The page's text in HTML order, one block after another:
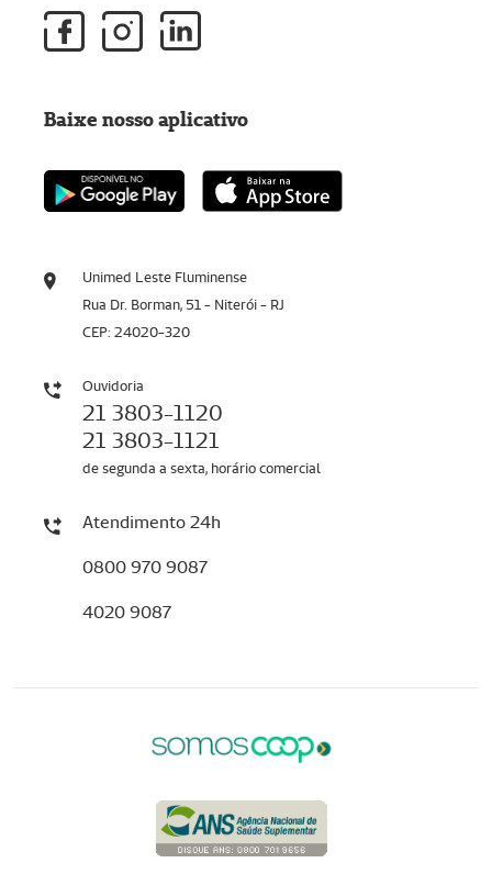
Unimed Leste Fluminense
Rua Dr. Borman, 51 - Niterói - RJ
CEP: 24020-320
Ouvidoria
21 3803-1120
21 3803-1121
de segunda a sexta, horário comercial
Atendimento 24h
0800 970 9087
4020 9087
Baixe nosso aplicativo